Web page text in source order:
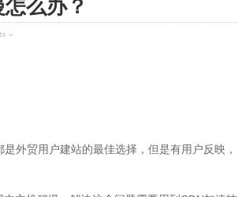
么办？
»
外贸用户建站的最佳选择，但是有用户反映，